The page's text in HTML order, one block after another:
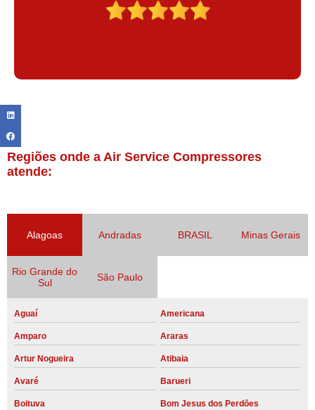
Regiões onde a Air Service Compressores
atende:
Alagoas Andradas BRASIL Minas Gerais
Rio Grande do
Sul
São Paulo
Aguaí Americana
Amparo Araras
Artur Nogueira Atibaia
Avaré Barueri
Boituva Bom Jesus dos Perdões